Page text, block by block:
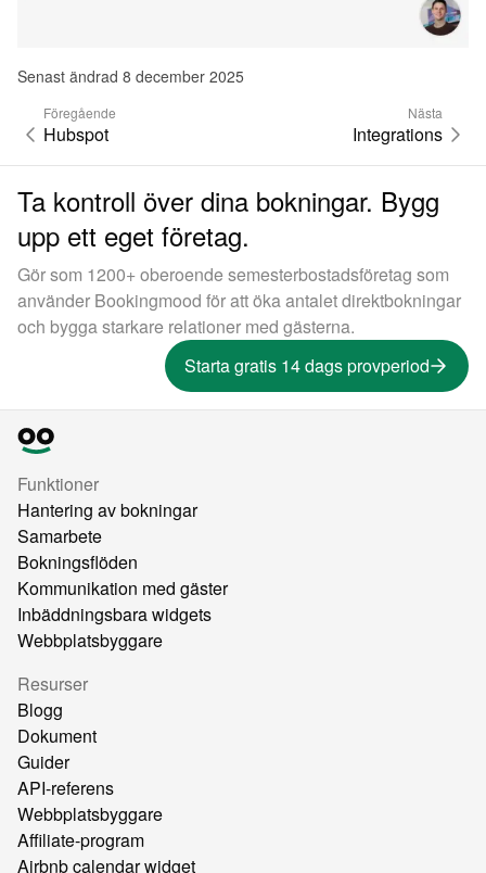
Senast ändrad 8 december 2025
Föregående
Hubspot
Nästa
Integrations
Ta kontroll över dina bokningar. Bygg
upp ett eget företag.
Gör som 1200+ oberoende semesterbostadsföretag som
använder Bookingmood för att öka antalet direktbokningar
och bygga starkare relationer med gästerna.
Starta gratis 14 dags provperiod
Funktioner
Hantering av bokningar
Samarbete
Bokningsflöden
Kommunikation med gäster
Inbäddningsbara widgets
Webbplatsbyggare
Resurser
Blogg
Dokument
Guider
API-referens
Webbplatsbyggare
Affiliate-program
Airbnb calendar widget